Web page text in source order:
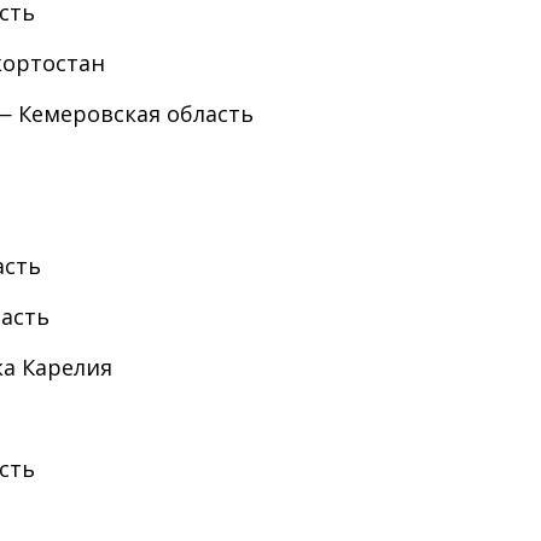
область
Карелия